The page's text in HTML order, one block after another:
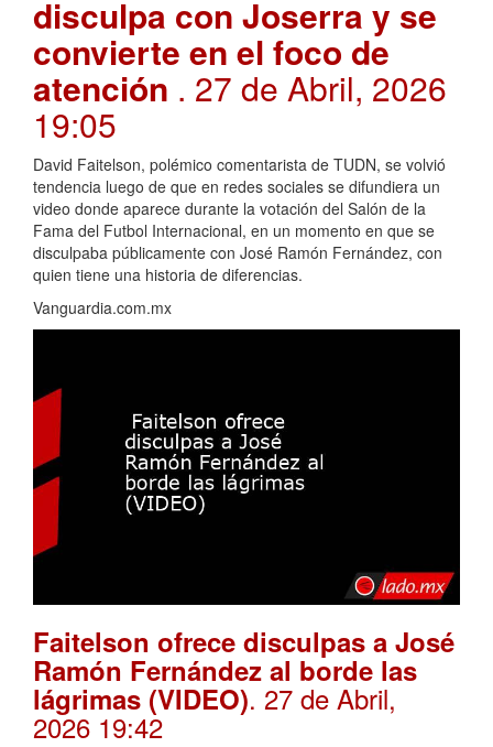
disculpa con Joserra y se
convierte en el foco de
atención . 27 de Abril, 2026
19:05
David Faitelson, polémico comentarista de TUDN, se volvió
tendencia luego de que en redes sociales se difundiera un
video donde aparece durante la votación del Salón de la
Fama del Futbol Internacional, en un momento en que se
disculpaba públicamente con José Ramón Fernández, con
quien tiene una historia de diferencias.
Vanguardia.com.mx
Faitelson ofrece disculpas a José
Ramón Fernández al borde las
lágrimas (VIDEO). 27 de Abril,
2026 19:42